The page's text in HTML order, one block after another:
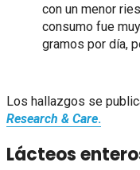
con un menor
consumo fue
gramos por día,
Los hallazgos se
Research & Care.
Lácteos